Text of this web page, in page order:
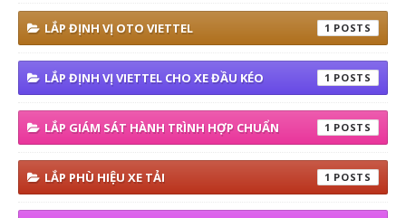
LẮP ĐỊNH VỊ OTO VIETTEL 1
LẮP ĐỊNH VỊ VIETTEL CHO XE ĐẦU KÉO 1
LẮP GIÁM SÁT HÀNH TRÌNH HỢP CHUẨN 1
LẮP PHÙ HIỆU XE TẢI 1